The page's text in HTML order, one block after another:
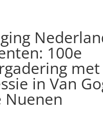
100e
met
in Van
Nuenen